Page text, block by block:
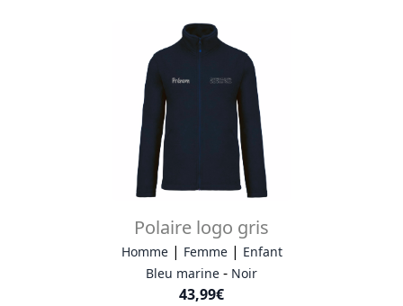
Polaire logo gris
Homme| Femme| Enfant
Bleu marine - Noir
43,99€